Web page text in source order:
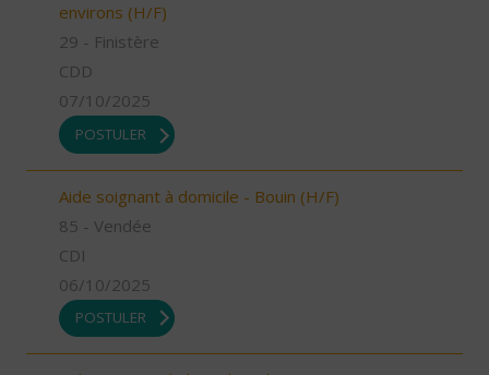
environs (H/F)
29 - Finistère
CDD
07/10/2025
POSTULER
Aide soignant à domicile - Bouin (H/F)
85 - Vendée
CDI
06/10/2025
POSTULER